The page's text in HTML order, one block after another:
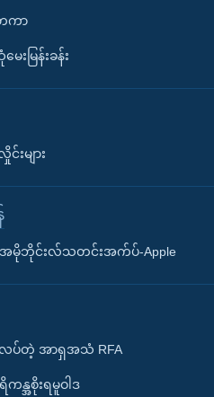
ကာ
းမြန်းခန်း
းများ
မိုဘိုင်းလ်သတင်းအက်ပ်-Apple
တဲ့ အာရှအသံ RFA
န္အစိုးရမူဝါဒ